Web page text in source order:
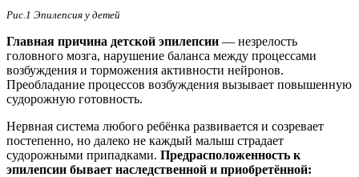
Рис.1 Эпилепсия у детей
Главная причина детской эпилепсии — незрелость
головного мозга, нарушение баланса между процессами
возбуждения и торможения активности нейронов.
Преобладание процессов возбуждения вызывает повышенную
судорожную готовность.
Нервная система любого ребёнка развивается и созревает
постепенно, но далеко не каждый малыш страдает
судорожными припадками. Предрасположенность к
эпилепсии бывает наследственной и приобретённой: